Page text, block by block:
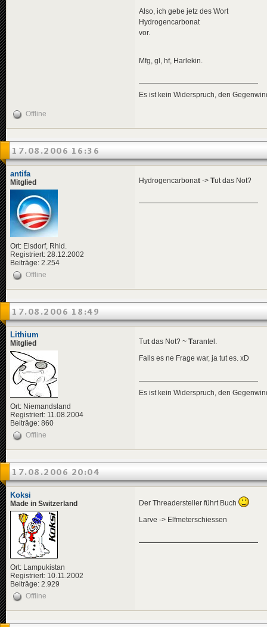
Also, ich gebe jetz des Wort
Hydrogencarbonat
vor.
Mfg, gl, hf, Harlekin.
Es ist kein Widerspruch, den
Offline
17.08.2006 16:36
antifa
Mitglied
Ort: Elsdorf, Rhld.
Registriert: 28.12.2002
Beiträge: 2.254
Hydrogencarbonat -> Tut das Not?
Offline
17.08.2006 18:49
Lithium
Mitglied
Ort: Niemandsland
Registriert: 11.08.2004
Beiträge: 860
Tut das Not? ~ Tarantel.
Falls es ne Frage war, ja tut es. xD
Es ist kein Widerspruch, den
Offline
17.08.2006 20:04
Koksi
Made in Switzerland
Ort: Lampukistan
Registriert: 10.11.2002
Beiträge: 2.929
Der Threadersteller führt Buch
Larve -> Elfmeterschiessen
Offline